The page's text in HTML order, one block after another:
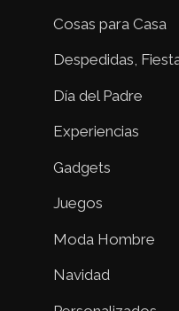
Cosas para Casa
Despedidas,
Día del Padre
Experiencias
Gadgets
Juegos
Moda Hombre
Navidad